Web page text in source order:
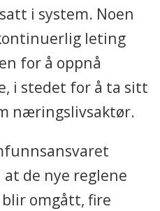
i system. Noen
leting
for å oppnå
i stedet for å ta sitt
næringslivsaktør.
de nye reglene
omgått, fire